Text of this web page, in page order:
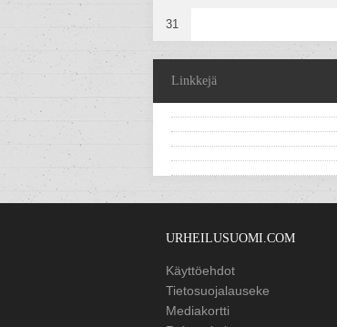
31
Linkkejä
URHEILUSUOMI.COM
Käyttöehdot
Tietosuojalauseke
Mediakortti